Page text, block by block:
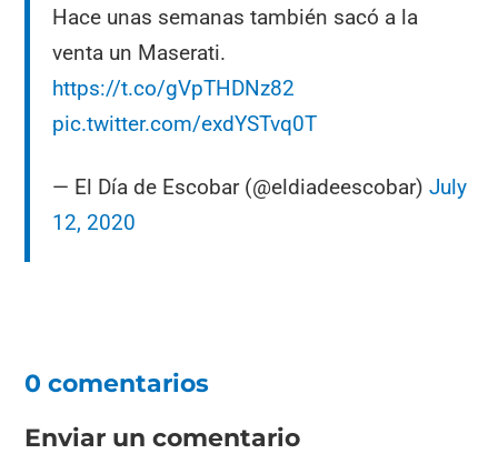
Hace unas semanas también sacó a la
venta un Maserati.
https://t.co/gVpTHDNz82
pic.twitter.com/exdYSTvq0T
— El Día de Escobar (@eldiadeescobar)July
12, 2020
0 comentarios
Enviar un comentario